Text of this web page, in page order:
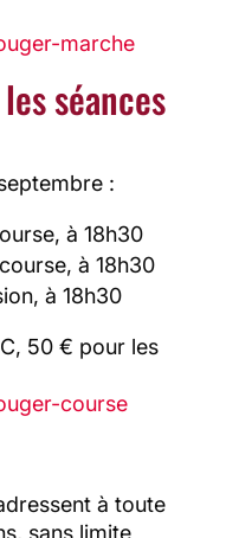
marche
séances
:
à 18h30
à 18h30
à 18h30
50 € pour les
course
à toute
sans limite